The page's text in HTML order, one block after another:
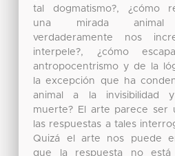
tal dogmatismo?, ¿cómo
una mirada
verdaderamente nos
interpele?, ¿cómo
antropocentrismo y de la
la excepción que ha
animal a la invisibilidad
muerte? El arte parece ser
las respuestas a tales
Quizá el arte nos puede
que la respuesta no